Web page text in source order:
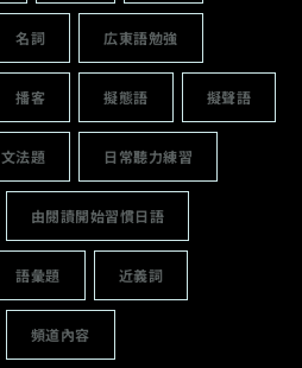
名詞 広東語勉強
播客 擬態語 擬聲語
文法題 日常聽力練習
由閱讀開始習慣日語
語彙題 近義詞
頻道內容